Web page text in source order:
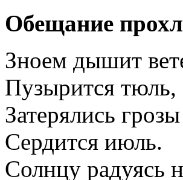
Обещание
Зноем дышит
Пузырится тюль,
Затерялись
Сердится июль.
Солнцу радуясь